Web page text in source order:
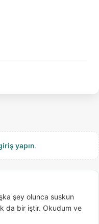
yapın.
şey olunca suskun
da bir iştir. Okudum ve